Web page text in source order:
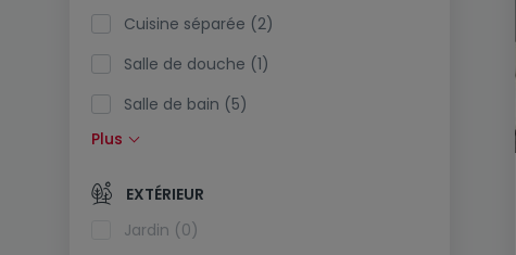
Cuisine séparée (2)
Salle de douche (1)
Salle de bain (5)
Cuisine équipée (2)
Cuisine ouverte (0)
Toilettes séparées (0)
Plus
EXTÉRIEUR
Jardin (0)